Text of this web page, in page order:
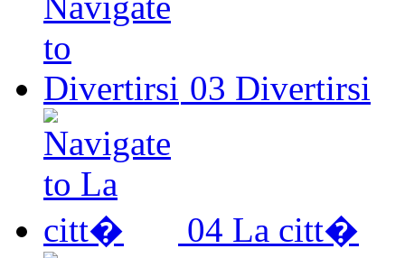
03 Divertirsi
04 La citt�